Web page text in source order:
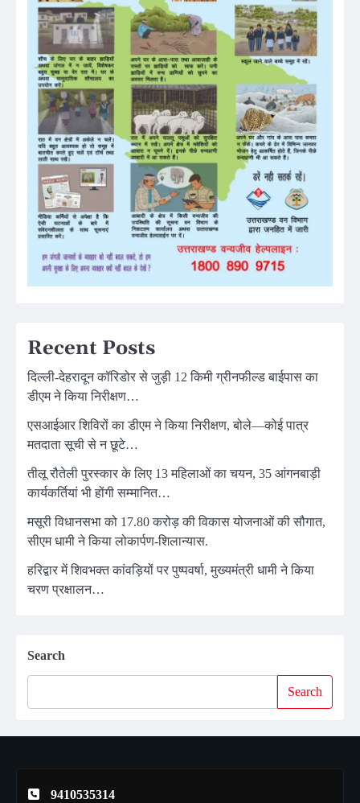
Recent Posts
दिल्ली-देहरादून कॉरिडोर से जुड़ी 12 किमी ग्रीनफील्ड बाईपास का
डीएम ने किया निरीक्षण…
एसआईआर शिविरों का डीएम ने किया निरीक्षण, बोले—कोई पात्र
मतदाता सूची से न छूटे…
तीलू रौतेली पुरस्कार के लिए 13 महिलाओं का चयन, 35 आंगनबाड़ी
कार्यकर्तियां भी होंगी सम्मानित…
मसूरी विधानसभा को 17.80 करोड़ की विकास योजनाओं की सौगात,
सीएम धामी ने किया लोकार्पण-शिलान्यास.
हरिद्वार में शिवभक्त कांवड़ियों पर पुष्पवर्षा, मुख्यमंत्री धामी ने किया
चरण प्रक्षालन…
Search
Search
9410535314